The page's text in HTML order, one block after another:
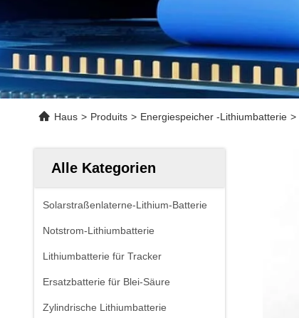
Haus > Produits > Energiespeicher -Lithiumbatterie >
Alle Kategorien
Solarstraßenlaterne-Lithium-Batterie
Notstrom-Lithiumbatterie
Lithiumbatterie für Tracker
Ersatzbatterie für Blei-Säure
Zylindrische Lithiumbatterie